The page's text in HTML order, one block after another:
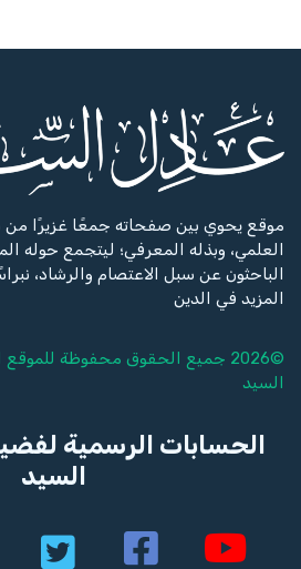
موقع يحوي بين صفحاته جمعًا غزيرًا من
العلمي، وبذله المعرفي؛ ليتجمع حوله
الباحثون عن سبل الاعتصام والرشاد،
المزيد في الدين
©2026 جميع الحقوق محفوظة للموقع الرسمي للشيخ
السيد
الحسابات الرسمية
السيد